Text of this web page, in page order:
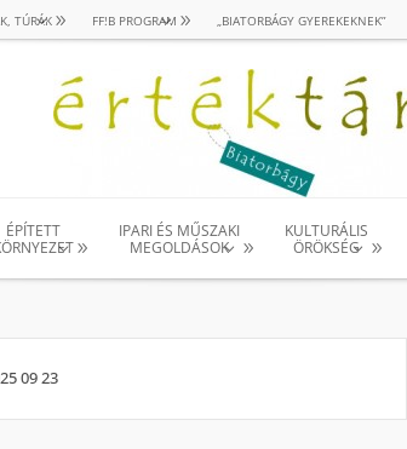
TÚRÁK FF!B PROGRAM „BIATORBÁGY GYEREKEKNEK”
ÉPÍTETT
IPARI ÉS MŰSZAKI
MEGOLDÁSOK
KULTURÁLIS
ÖRÖKSÉG
09 23